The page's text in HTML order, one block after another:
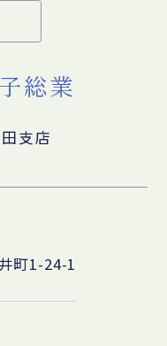
総業
支店
町1-24-1